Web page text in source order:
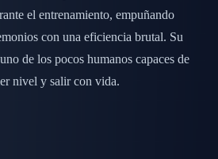
el entrenamiento, empuñando
con una eficiencia brutal. Su
de los pocos humanos capaces de
nivel y salir con vida.